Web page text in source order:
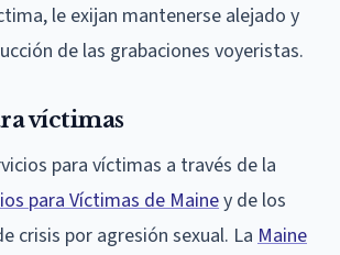
le exijan mantenerse alejado y
de las grabaciones voyeristas.
víctimas
para víctimas a través de la
para Víctimas de Mainey de los
crisis por agresión sexual. La Maine